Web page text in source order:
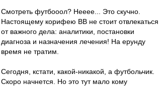
Смотреть футбооол? Нееее... Это скучно.
Настоящему корифею ВВ не стоит отвлекаться
от важного дела: аналитики, постановки
диагноза и назначения лечения! На ерунду
время не тратим.
Сегодня, кстати, какой-никакой, а футбольчик.
Скоро начнется. Но это тут мало кому